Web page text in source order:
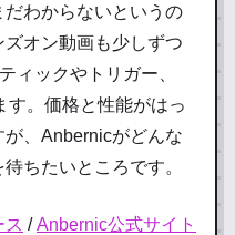
わからないというの
オン動画も少しずつ
ィックやトリガー、
す。価格と性能がはっ
、Anbernicがどんな
ちたいところです。
ス /Anbernic公式サイト